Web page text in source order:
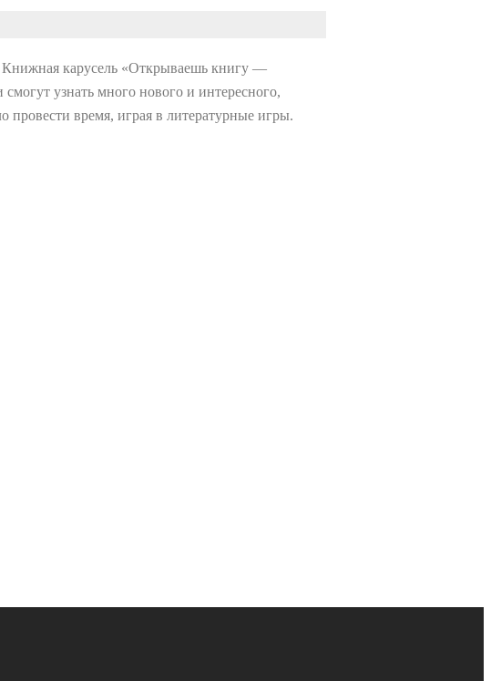
Книжная карусель «Открываешь книгу —
узнать много нового и интересного,
время, играя в литературные игры.